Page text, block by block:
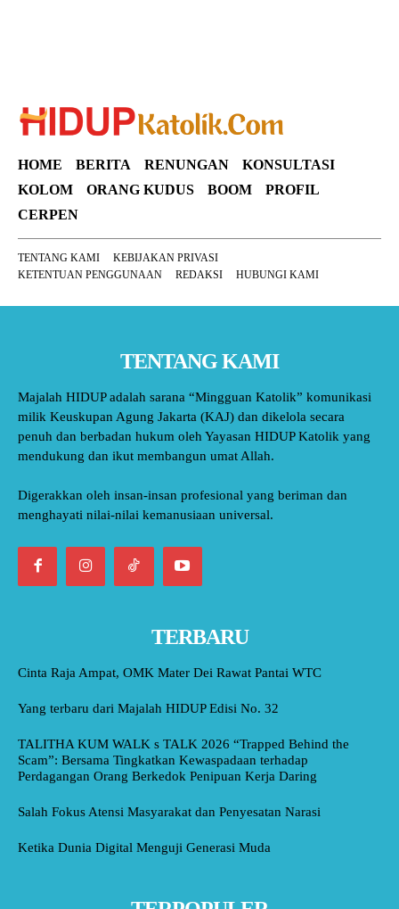
HOME BERITA RENUNGAN
KONSULTASI
KOLOM
ORANG KUDUS BOOM
PROFIL
CERPEN
TENTANG KAMI
KEBIJAKAN PRIVASI
KETENTUAN PENGGUNAAN
REDAKSI HUBUNGI KAMI
TENTANG KAMI
Majalah HIDUP adalah sarana “Mingguan Katolik” komunikasi
milik Keuskupan Agung Jakarta (KAJ) dan dikelola secara
penuh dan berbadan hukum oleh Yayasan HIDUP Katolik yang
mendukung dan ikut membangun umat Allah.
Digerakkan oleh insan-insan profesional yang beriman dan
menghayati nilai-nilai kemanusiaan universal.
TERBARU
Cinta Raja Ampat, OMK Mater Dei Rawat Pantai WTC
Yang terbaru dari Majalah HIDUP Edisi No. 32
TALITHA KUM WALK s TALK 2026 “Trapped Behind the
Scam”: Bersama Tingkatkan Kewaspadaan terhadap
Perdagangan Orang Berkedok Penipuan Kerja Daring
Salah Fokus Atensi Masyarakat dan Penyesatan Narasi
Ketika Dunia Digital Menguji Generasi Muda